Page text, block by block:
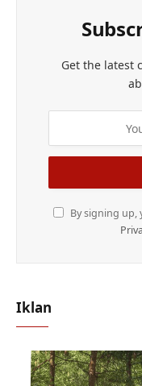
Get the latest
By signing
Iklan